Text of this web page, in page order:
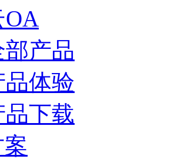
OA
部产品
品体验
品下载